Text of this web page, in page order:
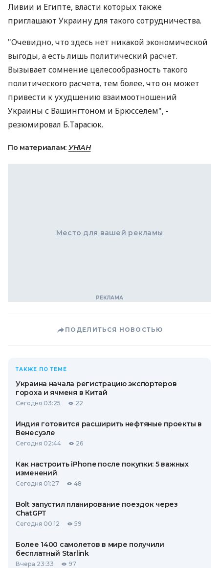
Ливии и Египте, власти которых также
приглашают Украину для такого сотрудничества.
"Очевидно, что здесь нет никакой экономической
выгоды, а есть лишь политический расчет.
Вызывает сомнение целесообразность такого
политического расчета, тем более, что он может
привести к ухудшению взаимоотношений
Украины с Вашингтоном и Брюсселем", -
резюмировал Б.Тарасюк.
По материалам: УНІАН
Место для вашей рекламы
ПОДЕЛИТЬСЯ НОВОСТЬЮ
ТАКЖЕ ПО ТЕМЕ
Украина начала регистрацию экспортеров
гороха и ячменя в Китай
Сегодня 03:25 22
Индия готовится расширить нефтяные проекты в
Венесуэле
Сегодня 02:44 26
Как настроить iPhone после покупки: 5 важных
изменений
Сегодня 01:27 48
Bolt запустил планирование поездок через
ChatGPT
Сегодня 00:12 59
Более 1400 самолетов в мире получили
бесплатный Starlink
Вчера 23:33 97